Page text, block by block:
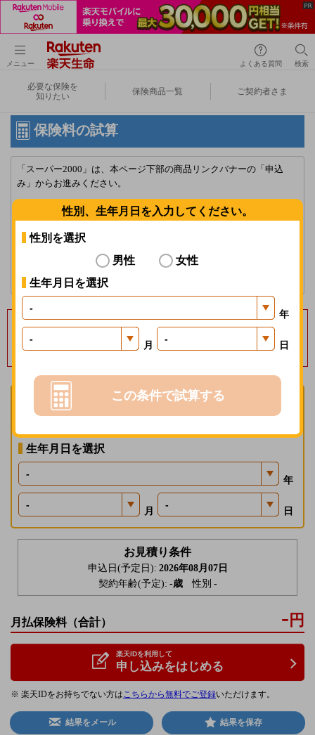
メニュー よくある質問 検索
必要な保険を
知りたい
保険商品一覧 ご契約者さま
性別、生年月日を入力してください。
性別を選択
男性
女性
生年月日を選択
年
月 日
この条件で試算する
保険料の試算
「スーパー2000」は、本ページ下部の商品リンクバナーの「申込
み」からお進みください。
「楽天生命スーパー医療保険」における入院給付金日額1,000円の新
詳しくはこちら
ブラウザの[戻る]を使用しないでください。選択したプランが正しく
表示されない場合があります。
毎月保険料１％分の
楽天ポイントを進呈いたします
募集経費の削減効果等を楽天会員に還元する制度で、一定の条件があります。
性別を選択
生年月日を選択
年
月 日
お見積り条件
申込日(予定日): 2026年08月07日
契約年齢(予定): -歳 性別 -
月払保険料（合計） - 円
楽天IDを利用して
申し込みをはじめる
※ 楽天IDをお持ちでない方はこちらから無料でご登録いただけます。
結果をメール 結果を保存